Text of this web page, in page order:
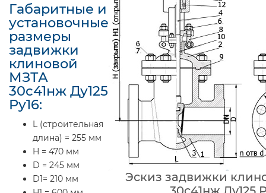
Габаритные и
установочные
размеры
задвижки
клиновой
МЗТА
30с41нж Ду125
Ру16:
L (строительная
длина) = 255 мм
H = 470 мм
D = 245 мм
D1= 210 мм
Эскиз задвижки